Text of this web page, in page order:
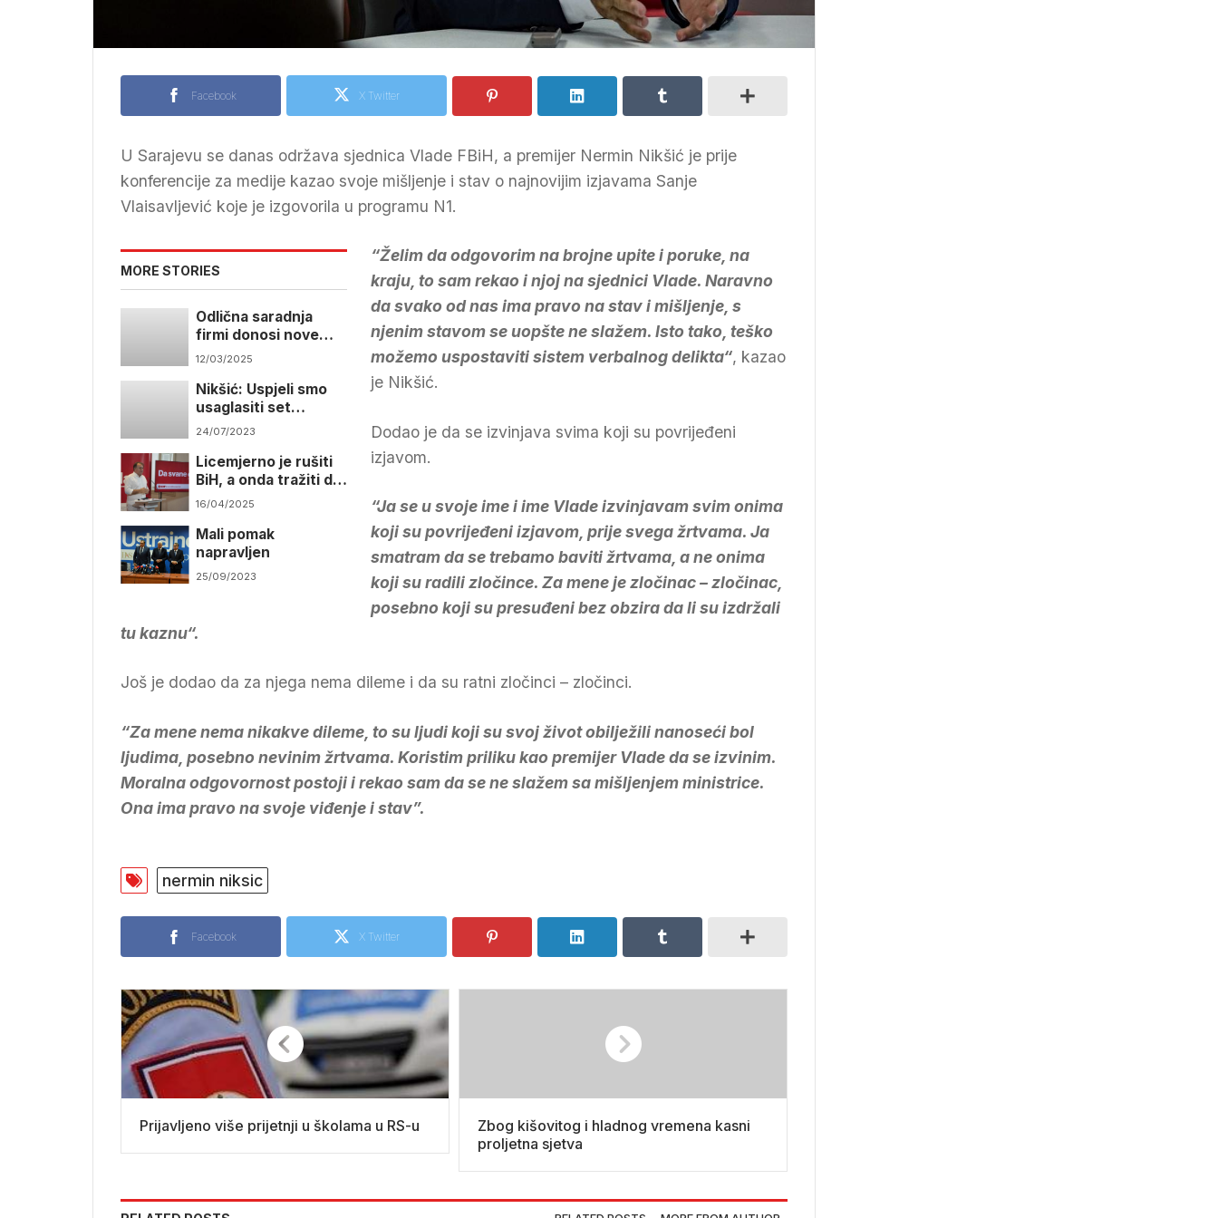
Facebook X Twitter
U Sarajevu se danas održava sjednica Vlade FBiH, a premijer Nermin Nikšić je prije
konferencije za medije kazao svoje mišljenje i stav o najnovijim izjavama Sanje
Vlaisavljević koje je izgovorila u programu N1.
MORE STORIES
Odlična saradnja
firmi donosi nove
razvojne projekte
12/03/2025
Nikšić: Uspjeli smo
usaglasiti set
evropskih zakona
24/07/2023
Licemjerno je rušiti
BiH, a onda tražiti da
vraća dug
16/04/2025
Mali pomak
napravljen
25/09/2023
“Želim da odgovorim na brojne upite i poruke, na
kraju, to sam rekao i njoj na sjednici Vlade. Naravno
da svako od nas ima pravo na stav i mišljenje, s
njenim stavom se uopšte ne slažem. Isto tako, teško
možemo uspostaviti sistem verbalnog delikta“, kazao
je Nikšić.
Dodao je da se izvinjava svima koji su povrijeđeni
izjavom.
“Ja se u svoje ime i ime Vlade izvinjavam svim onima
koji su povrijeđeni izjavom, prije svega žrtvama. Ja
smatram da se trebamo baviti žrtvama, a ne onima
koji su radili zločince. Za mene je zločinac – zločinac,
posebno koji su presuđeni bez obzira da li su izdržali
tu kaznu“.
Još je dodao da za njega nema dileme i da su ratni zločinci – zločinci.
“Za mene nema nikakve dileme, to su ljudi koji su svoj život obilježili nanoseći bol
ljudima, posebno nevinim žrtvama. Koristim priliku kao premijer Vlade da se izvinim.
Moralna odgovornost postoji i rekao sam da se ne slažem sa mišljenjem ministrice.
Ona ima pravo na svoje viđenje i stav”.
nermin niksic
Facebook X Twitter
Prijavljeno više prijetnji u školama u RS-u
Zbog kišovitog i hladnog vremena kasni
proljetna sjetva